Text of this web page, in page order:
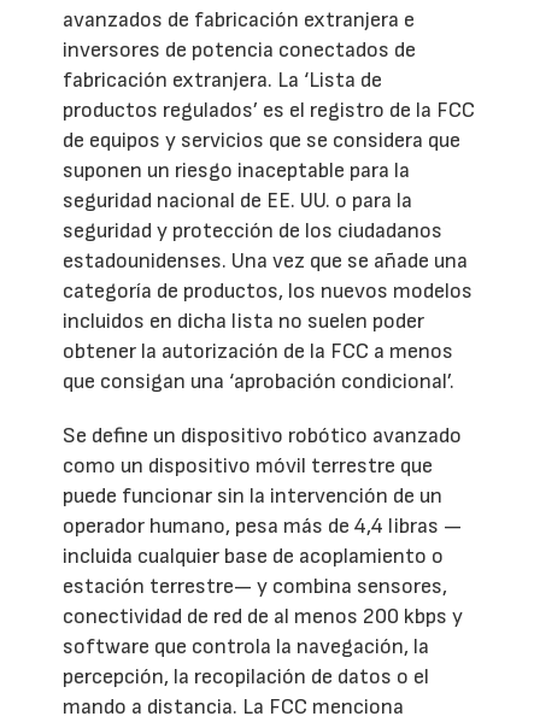
avanzados de fabricación extranjera e
inversores de potencia conectados de
fabricación extranjera. La ‘Lista de
productos regulados’ es el registro de la FCC
de equipos y servicios que se considera que
suponen un riesgo inaceptable para la
seguridad nacional de EE. UU. o para la
seguridad y protección de los ciudadanos
estadounidenses. Una vez que se añade una
categoría de productos, los nuevos modelos
incluidos en dicha lista no suelen poder
obtener la autorización de la FCC a menos
que consigan una ‘aprobación condicional’.
Se define un dispositivo robótico avanzado
como un dispositivo móvil terrestre que
puede funcionar sin la intervención de un
operador humano, pesa más de 4,4 libras —
incluida cualquier base de acoplamiento o
estación terrestre— y combina sensores,
conectividad de red de al menos 200 kbps y
software que controla la navegación, la
percepción, la recopilación de datos o el
mando a distancia. La FCC menciona